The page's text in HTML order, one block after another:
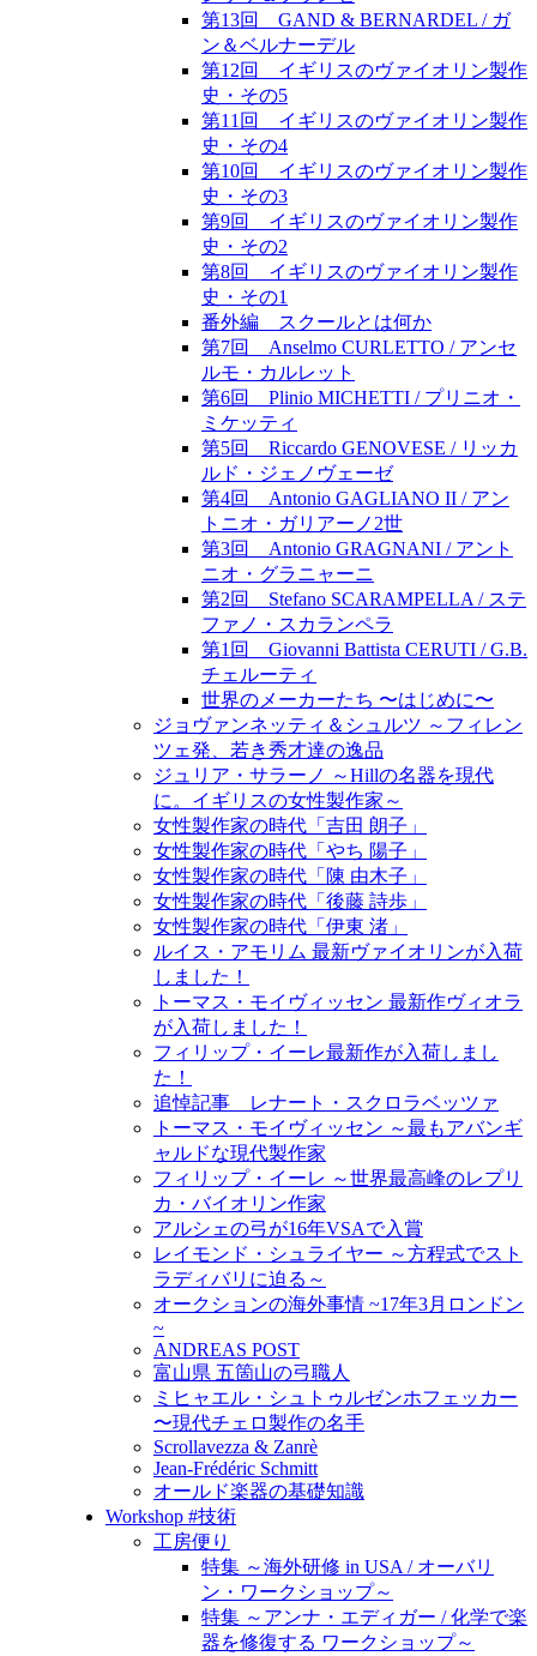
第13回 GAND & BERNARDEL / ガ
ン＆ベルナーデル
第12回 イギリスのヴァイオリン製作
史・その5
第11回 イギリスのヴァイオリン製作
史・その4
第10回 イギリスのヴァイオリン製作
史・その3
第9回 イギリスのヴァイオリン製作
史・その2
第8回 イギリスのヴァイオリン製作
史・その1
番外編 スクールとは何か
第7回 Anselmo CURLETTO / アンセ
ルモ・カルレット
第6回 Plinio MICHETTI / プリニオ・
ミケッティ
第5回 Riccardo GENOVESE / リッカ
ルド・ジェノヴェーゼ
第4回 Antonio GAGLIANO II / アン
トニオ・ガリアーノ2世
第3回 Antonio GRAGNANI / アント
ニオ・グラニャーニ
第2回 Stefano SCARAMPELLA / ステ
ファノ・スカランペラ
第1回 Giovanni Battista CERUTI / G.B.
チェルーティ
世界のメーカーたち 〜はじめに〜
ジョヴァンネッティ＆シュルツ ～フィレン
ツェ発、若き秀才達の逸品
ジュリア・サラーノ ～Hillの名器を現代
に。イギリスの女性製作家～
女性製作家の時代「吉田 朗子」
女性製作家の時代「やち 陽子」
女性製作家の時代「陳 由木子」
女性製作家の時代「後藤 詩歩」
女性製作家の時代「伊東 渚」
ルイス・アモリム 最新ヴァイオリンが入荷
しました！
トーマス・モイヴィッセン 最新作ヴィオラ
が入荷しました！
フィリップ・イーレ最新作が入荷しまし
た！
追悼記事 レナート・スクロラベッツァ
トーマス・モイヴィッセン ～最もアバンギ
ャルドな現代製作家
フィリップ・イーレ ～世界最高峰のレプリ
カ・バイオリン作家
アルシェの弓が16年VSAで入賞
レイモンド・シュライヤー ～方程式でスト
ラディバリに迫る～
オークションの海外事情 ~17年3月ロンドン
~
ANDREAS POST
富山県 五箇山の弓職人
ミヒャエル・シュトゥルゼンホフェッカー
〜現代チェロ製作の名手
Scrollavezza & Zanrè
Jean-Frédéric Schmitt
オールド楽器の基礎知識
Workshop #技術
工房便り
特集 ～海外研修 in USA / オーバリ
ン・ワークショップ～
特集 ～アンナ・エディガー / 化学で楽
器を修復する ワークショップ～